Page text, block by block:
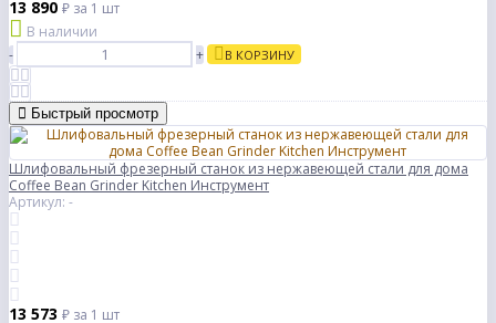
13 890 ₽ за 1 шт
В наличии
-
+ В КОРЗИНУ
Быстрый просмотр
Шлифовальный фрезерный станок из нержавеющей стали для дома
Coffee Bean Grinder Kitchen Инструмент
Артикул: -
13 573 ₽ за 1 шт